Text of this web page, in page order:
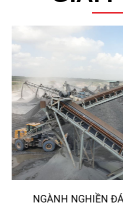
NGÀNH NGHIỀN